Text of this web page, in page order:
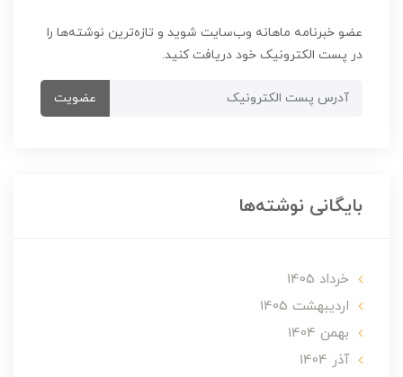
عضو خبرنامه ماهانه وب‌سایت شوید و تازه‌ترین نوشته‌ها را
در پست الکترونیک خود دریافت کنید.
عضویت
بایگانی نوشته‌ها
خرداد 1405
ارديبهشت 1405
بهمن 1404
آذر 1404